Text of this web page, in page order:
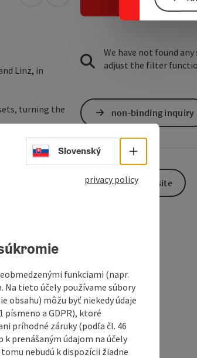
Linz, in
turning the
We have not found
adjust the filter
non-binding inquiry
To the website
Select
Slovenský
privacy policy
funkciami (napr.
tieto účely používame súbory
obsahu) môžu byť niekedy údaje
písmeno a GDPR), ktoré
príhodné záruky (podľa čl. 46
k prenášaným údajom na účely
nebudú k dispozícii žiadne